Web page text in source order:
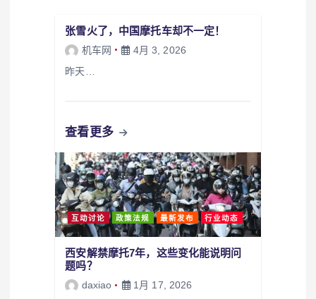
张雪火了，中国摩托车却不一定！
机车网
4月 3, 2026
昨天…
查看更多
互动讨论 政策法规 最新发布 行业动态
西安解禁摩托7年，这些变化能说明问
题吗？
daxiao
1月 17, 2026